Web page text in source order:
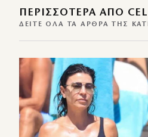
ΠΕΡΙΣΣΌΤΕΡΑ ΑΠΌ
ΔΕΊΤΕ ΌΛΑ ΤΑ ΆΡΘΡΑ ΤΗΣ